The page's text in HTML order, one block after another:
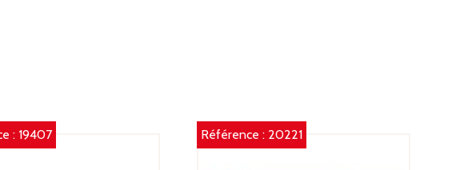
: 19407 Référence : 20221